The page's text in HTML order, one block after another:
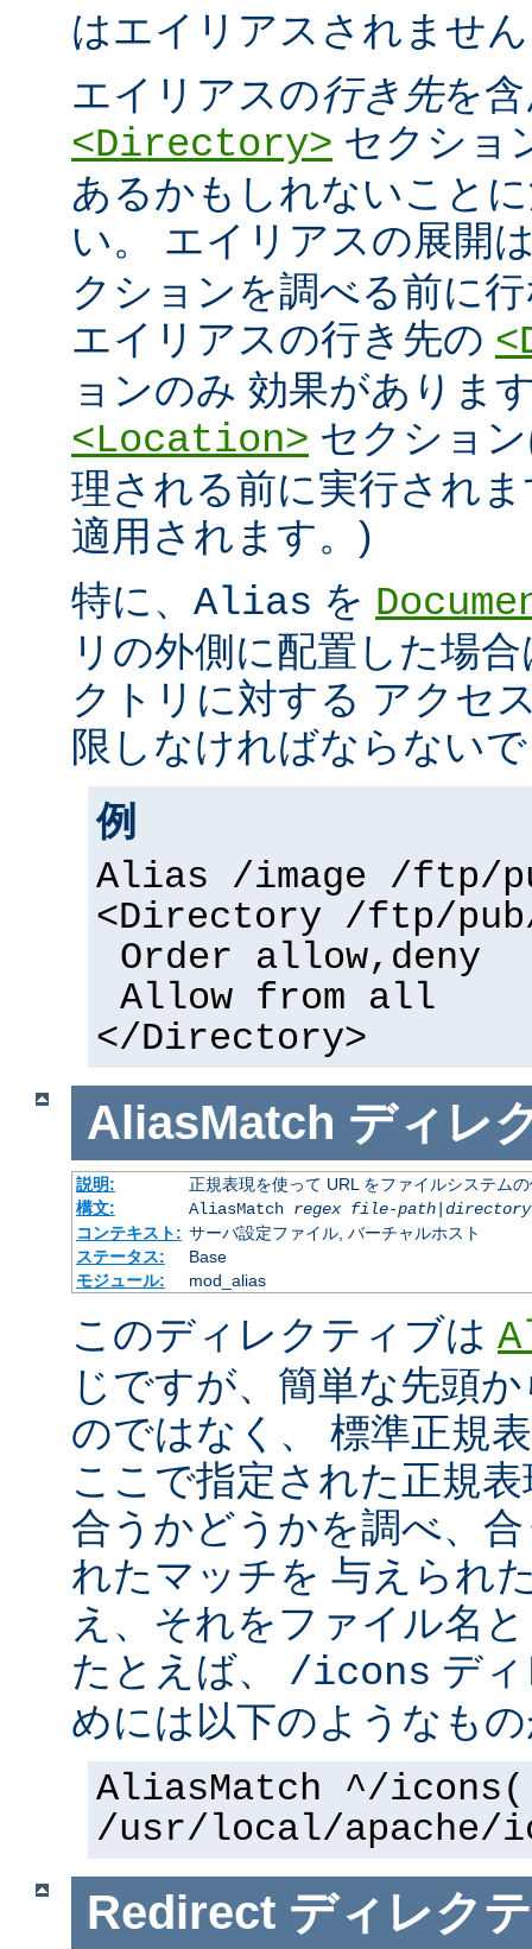
はエイリアスされませ
エイリアスの行き先を
<Directory> セクショ
あるかもしれないこと
い。 エイリアスの展開
クションを調べる前に
エイリアスの行き先の
ョンのみ 効果がありま
<Location> セクショ
理される前に実行され
適用されます。)
特に、 Alias を
リの外側に配置した場
クトリに対する アクセ
限しなければならない
例
Alias /image /ftp/
<Directory /ftp/pub/
Order allow,deny
Allow from all
</Directory>
AliasMatch ディレ
説明:
正規表現を使って URL をファイルシステム
構文:
AliasMatch regex file-path|
コンテキスト: サーバ設定ファイル, バーチャルホスト
ステータス:
Base
モジュール:
mod_alias
このディレクティブは
じですが、簡単な先頭
のではなく、 標準正規
ここで指定された正規
合うかどうかを調べ、
れたマッチを 与えられ
え、それをファイル名
たとえば、 /icons デ
めには以下のようなも
AliasMatch ^/
/usr/local/apache/
Redirect ディレク